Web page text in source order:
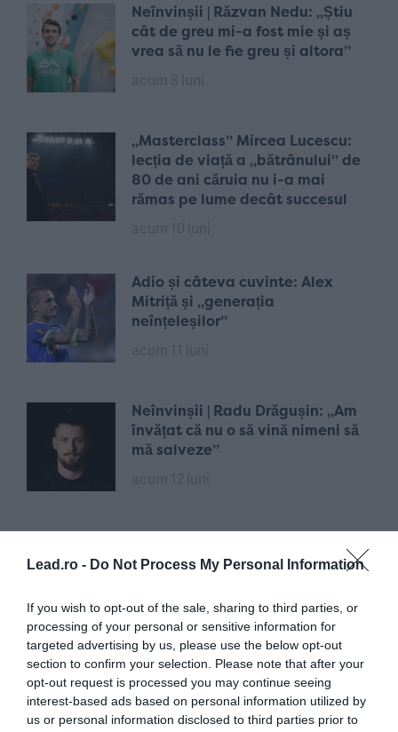
Lead.ro - Do Not Process My Personal Information
If you wish to opt-out of the sale, sharing to third parties, or
processing of your personal or sensitive information for
targeted advertising by us, please use the below opt-out
section to confirm your selection. Please note that after your
opt-out request is processed you may continue seeing
interest-based ads based on personal information utilized by
us or personal information disclosed to third parties prior to
Neînvinșii | Răzvan Nedu: „Știu
cât de greu mi-a fost mie și aș
vrea să nu le fie greu și altora”
„Masterclass” Mircea Lucescu:
lecția de viață a „bătrânului” de
80 de ani căruia nu i-a mai
rămas pe lume decât succesul
Adio și câteva cuvinte: Alex
Mitriță și „generația
neînțeleșilor”
Neînvinșii | Radu Drăgușin: „Am
învățat că nu o să vină nimeni să
mă salveze”